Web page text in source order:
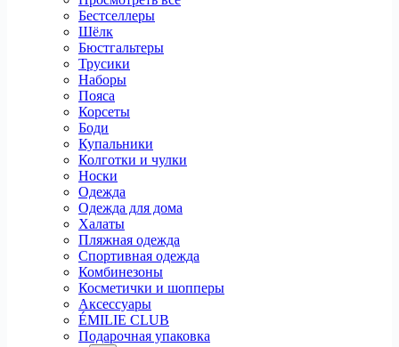
Бестселлеры
Шёлк
Бюстгальтеры
Трусики
Наборы
Пояса
Корсеты
Боди
Купальники
Колготки и чулки
Носки
Одежда
Одежда для дома
Халаты
Пляжная одежда
Спортивная одежда
Комбинезоны
Косметички и шопперы
Аксессуары
ÉMILIE CLUB
Подарочная упаковка